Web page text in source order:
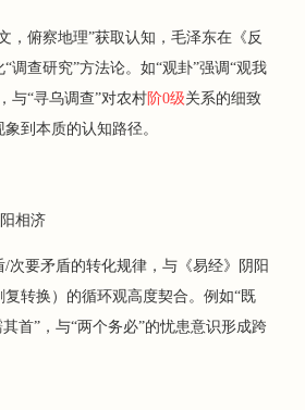
，俯察地理”获取认知，毛泽东在《反
调查研究”方法论。如“观卦”强调“观我
与“寻乌调查”对农村阶0级关系的细致
到本质的认知路径。
相济
/次要矛盾的转化规律，与《易经》阴阳
转换）的循环观高度契合。例如“既
首”，与“两个务必”的忧患意识形成跨